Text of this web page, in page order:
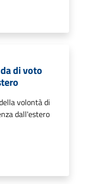
di voto
volontà di
dall'estero